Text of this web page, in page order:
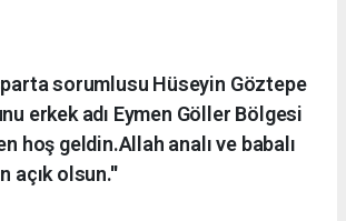
sorumlusu Hüseyin Göztepe
erkek adı Eymen Göller Bölgesi
hoş geldin.Allah analı ve babalı
açık olsun.''